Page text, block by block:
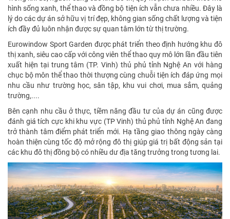
hình sống xanh, thể thao và đồng bộ tiện ích vẫn chưa nhiều. Đây là
lý do các dự án sở hữu vị trí đẹp, không gian sống chất lượng và tiện
ích đầy đủ luôn nhận được sự quan tâm lớn từ thị trường.
Eurowindow Sport Garden được phát triển theo định hướng khu đô
thị xanh, siêu cao cấp với công viên thể thao quy mô lớn lần đầu tiên
xuất hiện tại trung tâm (TP. Vinh) thủ phủ tỉnh Nghệ An với hàng
chục bộ môn thể thao thời thượng cùng chuỗi tiện ích đáp ứng mọi
nhu cầu như trường học, sân tập, khu vui chơi, mua sắm, quảng
trường,....
Bên cạnh nhu cầu ở thực, tiềm năng đầu tư của dự án cũng được
đánh giá tích cực khi khu vực (TP Vinh) thủ phủ tỉnh Nghệ An đang
trở thành tâm điểm phát triển mới. Hạ tầng giao thông ngày càng
hoàn thiện cùng tốc độ mở rộng đô thị giúp giá trị bất động sản tại
các khu đô thị đồng bộ có nhiều dư địa tăng trưởng trong tương lai.